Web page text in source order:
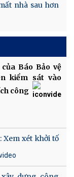
nhà sau hơn
Báo Bảo vệ
kiểm sát vào
công
Xem xét khởi tố